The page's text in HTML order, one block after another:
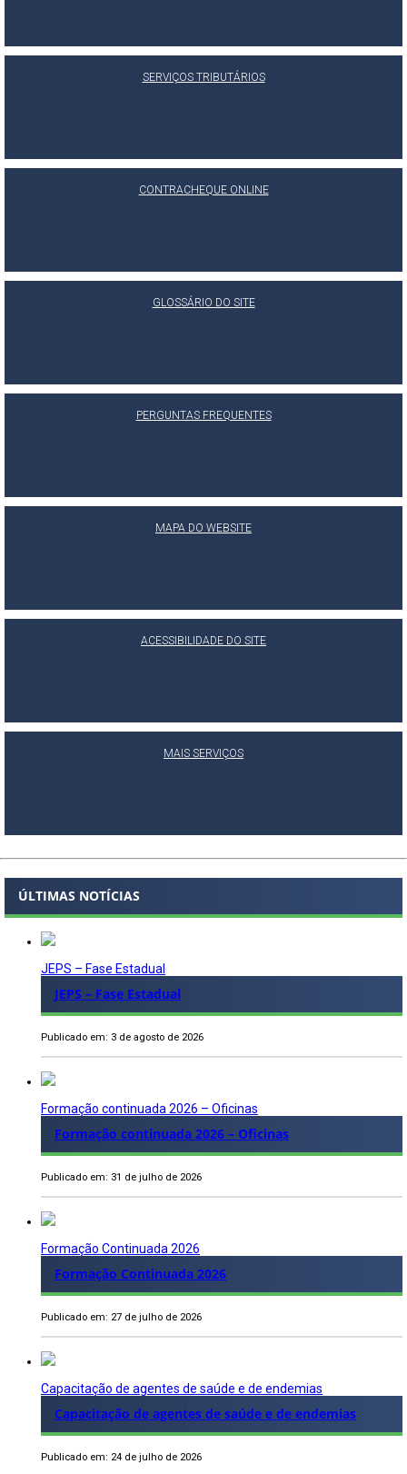
SERVIÇOS TRIBUTÁRIOS
CONTRACHEQUE ONLINE
GLOSSÁRIO DO SITE
PERGUNTAS FREQUENTES
MAPA DO WEBSITE
ACESSIBILIDADE DO SITE
MAIS SERVIÇOS
ÚLTIMAS NOTÍCIAS
JEPS – Fase Estadual
JEPS – Fase Estadual
Publicado em: 3 de agosto de 2026
Formação continuada 2026 – Oficinas
Formação continuada 2026 – Oficinas
Publicado em: 31 de julho de 2026
Formação Continuada 2026
Formação Continuada 2026
Publicado em: 27 de julho de 2026
Capacitação de agentes de saúde e de endemias
Capacitação de agentes de saúde e de endemias
Publicado em: 24 de julho de 2026